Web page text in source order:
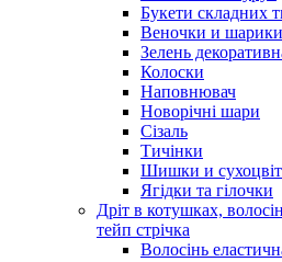
Букети складних
Веночки и шарики
Зелень
Колоски
Наповнювач
Новорічні шари
Сізаль
Тичінки
Шишки и
Ягідки та гілочки
Дріт в котушках,
тейп стрічка
Волосінь